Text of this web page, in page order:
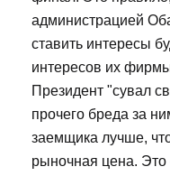
администрацией
ставить интересы
интересов их
Президент "сувал
прочего бреда за
заемщика лучше,
рыночная цена. Это